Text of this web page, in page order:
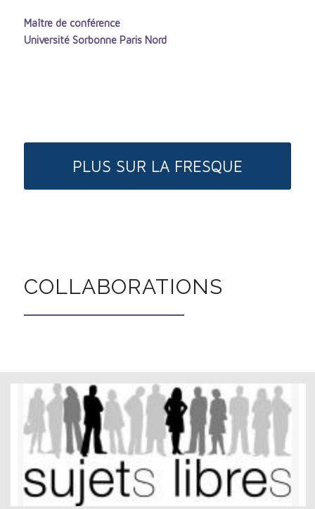
Maître de conférence
Université Sorbonne Paris Nord
PLUS SUR LA FRESQUE
COLLABORATIONS